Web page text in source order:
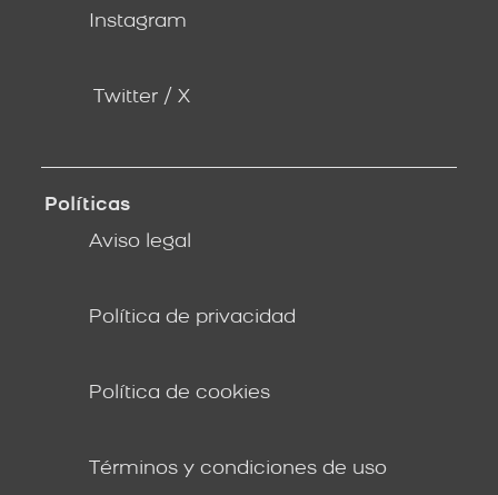
Instagram
Twitter / X
Políticas
Aviso legal
Política de privacidad
Política de cookies
Términos y condiciones de uso